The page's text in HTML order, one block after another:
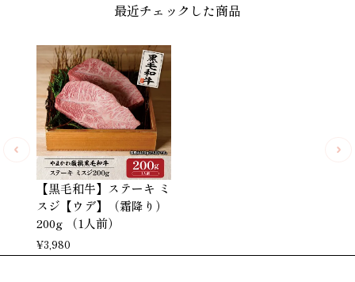
最近チェックした商品
【黒毛和牛】ステーキ ミ
スジ【ウデ】（霜降り）
200g （1人前）
¥3,980